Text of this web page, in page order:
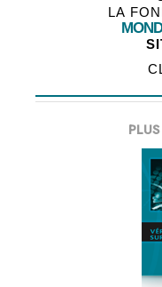
LA
PLUS